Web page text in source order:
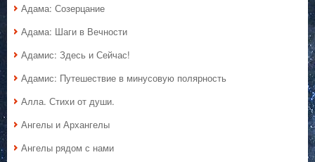
Адама: Созерцание
Адама: Шаги в Вечности
Адамис: Здесь и Сейчас!
Адамис: Путешествие в минусовую полярность
Алла. Стихи от души.
Ангелы и Архангелы
Ангелы рядом с нами